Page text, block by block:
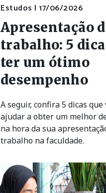
Estudos | 17/06/2026
Apresentação
trabalho: 5
ter um ótimo
desempenho
A seguir, confira 5 dicas que
ajudar a obter um melhor
na hora da sua
trabalho na faculdade.